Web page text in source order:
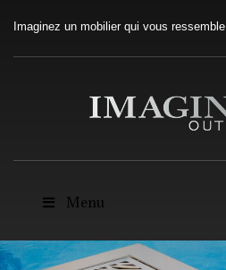
Imaginez un mobilier qui vous ressemble
Menu